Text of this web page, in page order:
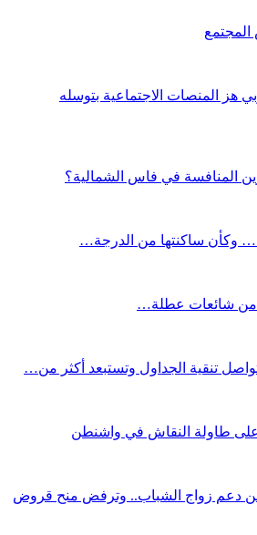
المنصات الاجتماعية بتوسله
المنافسة في فاس الشمالية؟
وكأن ساكنتها من الدرجة…
من شائعات عطلة…
تنقية الجداول وتستبعد أكثر من…
على طاولة النقاش في واشنطن
دعم زواج الشباب.. وترفض منح قروض